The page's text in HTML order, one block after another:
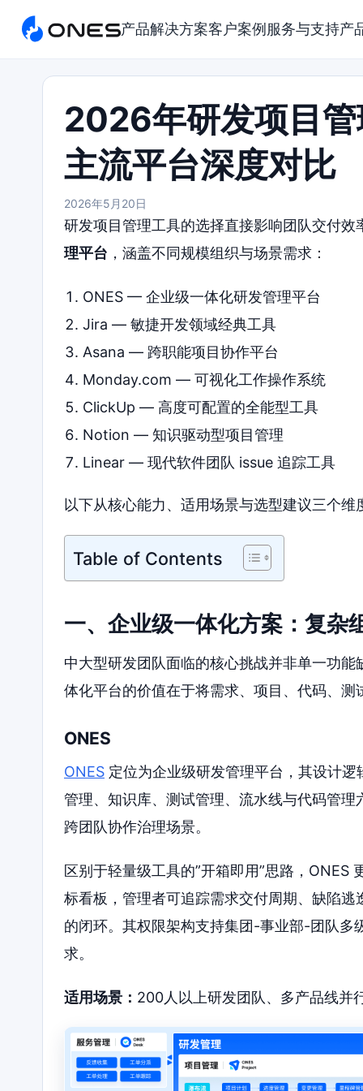
产品解决方案客户案例 服务与支持产
2026年研发项目
主流平台深度对比
2026年5月20日
研发项目管理工具的选择直接影响团队交付效
理平台 ，涵盖不同规模组织与场景需求：
ONES — 企业级一体化研发管理平台
Jira — 敏捷开发领域经典工具
Asana — 跨职能项目协作平台
Monday.com — 可视化工作操作系统
ClickUp — 高度可配置的全能型工具
Notion — 知识驱动型项目管理
Linear — 现代软件团队 issue 追踪工具
以下从核心能力、适用场景与选型建议三个维
Table of Contents
一、企业级一体化方案：复杂
中大型研发团队面临的核心挑战并非单一功
体化平台的价值在于将需求、项目、代码、
ONES
ONES 定位为企业级研发管理平台，其设计
管理、知识库、测试管理、流水线与代码管
跨团队协作治理场景。
区别于轻量级工具的”开箱即用”思路，
标看板，管理者可追踪需求交付周期、缺陷
的闭环。其权限架构支持集团-事业部-团队多
求。
适用场景： 200人以上研发团队、多产品线并